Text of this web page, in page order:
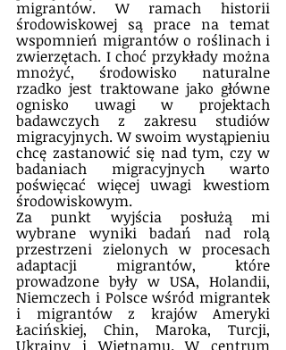
migrantów. W ramach historii
środowiskowej są prace na temat
wspomnień migrantów o roślinach i
zwierzętach. I choć przykłady można
mnożyć, środowisko naturalne
rzadko jest traktowane jako główne
ognisko uwagi w projektach
badawczych z zakresu studiów
migracyjnych. W swoim wystąpieniu
chcę zastanowić się nad tym, czy w
badaniach migracyjnych warto
poświęcać więcej uwagi kwestiom
środowiskowym.
Za punkt wyjścia posłużą mi
wybrane wyniki badań nad rolą
przestrzeni zielonych w procesach
adaptacji migrantów, które
prowadzone były w USA, Holandii,
Niemczech i Polsce wśród migrantek
i migrantów z krajów Ameryki
Łacińskiej, Chin, Maroka, Turcji,
Ukrainy i Wietnamu. W centrum